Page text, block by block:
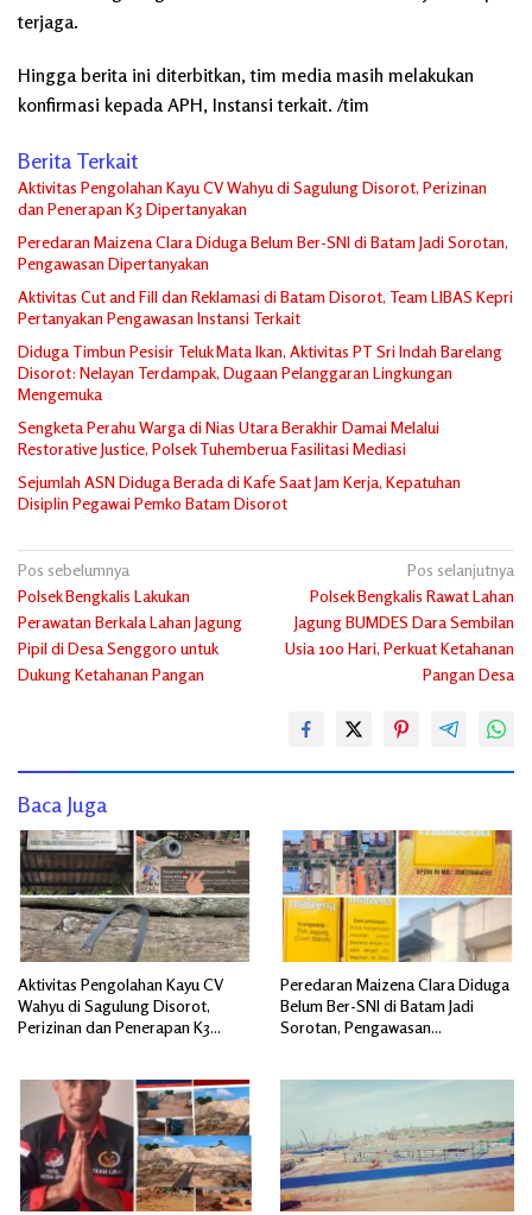
terjaga.
Hingga berita ini diterbitkan, tim media masih melakukan
konfirmasi kepada APH, Instansi terkait. /tim
Berita Terkait
Aktivitas Pengolahan Kayu CV Wahyu di Sagulung Disorot, Perizinan
dan Penerapan K3 Dipertanyakan
Peredaran Maizena Clara Diduga Belum Ber-SNI di Batam Jadi Sorotan,
Pengawasan Dipertanyakan
Aktivitas Cut and Fill dan Reklamasi di Batam Disorot, Team LIBAS Kepri
Pertanyakan Pengawasan Instansi Terkait
Diduga Timbun Pesisir Teluk Mata Ikan, Aktivitas PT Sri Indah Barelang
Disorot: Nelayan Terdampak, Dugaan Pelanggaran Lingkungan
Mengemuka
Sengketa Perahu Warga di Nias Utara Berakhir Damai Melalui
Restorative Justice, Polsek Tuhemberua Fasilitasi Mediasi
Sejumlah ASN Diduga Berada di Kafe Saat Jam Kerja, Kepatuhan
Disiplin Pegawai Pemko Batam Disorot
Navigasi
pos
Pos sebelumnya
Polsek Bengkalis Lakukan
Perawatan Berkala Lahan Jagung
Pipil di Desa Senggoro untuk
Dukung Ketahanan Pangan
Pos selanjutnya
Polsek Bengkalis Rawat Lahan
Jagung BUMDES Dara Sembilan
Usia 100 Hari, Perkuat Ketahanan
Pangan Desa
Baca Juga
Aktivitas Pengolahan Kayu CV
Wahyu di Sagulung Disorot,
Perizinan dan Penerapan K3
Peredaran Maizena Clara Diduga
Belum Ber-SNI di Batam Jadi
Sorotan, Pengawasan